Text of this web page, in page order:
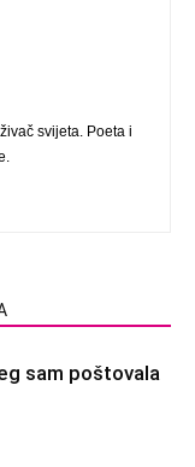
svijeta. Poeta i
sam poštovala